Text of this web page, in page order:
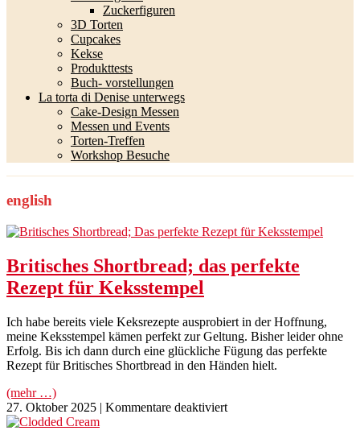
Zuckerfiguren
3D Torten
Cupcakes
Kekse
Produkttests
Buch- vorstellungen
La torta di Denise unterwegs
Cake-Design Messen
Messen und Events
Torten-Treffen
Workshop Besuche
english
Britisches Shortbread; das perfekte
Rezept für Keksstempel
Ich habe bereits viele Keksrezepte ausprobiert in der Hoffnung,
meine Keksstempel kämen perfekt zur Geltung. Bisher leider ohne
Erfolg. Bis ich dann durch eine glückliche Fügung das perfekte
Rezept für Britisches Shortbread in den Händen hielt.
(mehr …)
27. Oktober 2025 | Kommentare deaktiviertfür